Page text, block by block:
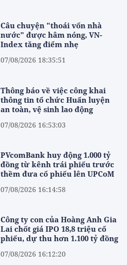
Câu chuyện "thoái vốn nhà
nước" được hâm nóng, VN-
Index tăng điểm nhẹ
07/08/2026 18:35:51
Thông báo về việc công khai
thông tin tổ chức Huấn luyện
an toàn, vệ sinh lao động
07/08/2026 16:53:03
PVcomBank huy động 1.000 tỷ
đồng từ kênh trái phiếu trước
thềm đưa cổ phiếu lên UPCoM
07/08/2026 16:14:58
Công ty con của Hoàng Anh Gia
Lai chốt giá IPO 18,8 triệu cổ
phiếu, dự thu hơn 1.100 tỷ đồng
07/08/2026 16:12:20